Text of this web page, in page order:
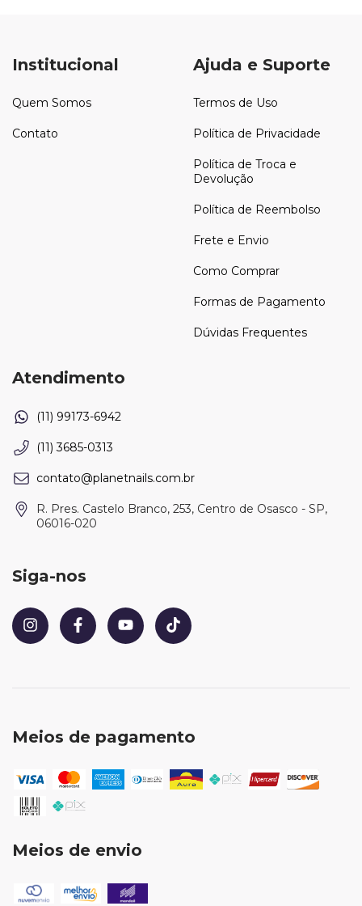
Institucional
Quem Somos
Contato
Ajuda e Suporte
Termos de Uso
Política de Privacidade
Política de Troca e
Devolução
Política de Reembolso
Frete e Envio
Como Comprar
Formas de Pagamento
Dúvidas Frequentes
Atendimento
(11) 3685-0313
contato@planetnails.com.br
R. Pres. Castelo Branco, 253, Centro de Osasco - SP,
06016-020
Siga-nos
Meios de pagamento
Meios de envio